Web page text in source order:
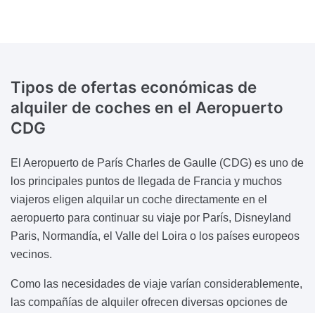
Tipos de ofertas económicas de
alquiler de coches en el Aeropuerto
CDG
El Aeropuerto de París Charles de Gaulle (CDG) es uno de
los principales puntos de llegada de Francia y muchos
viajeros eligen alquilar un coche directamente en el
aeropuerto para continuar su viaje por París, Disneyland
Paris, Normandía, el Valle del Loira o los países europeos
vecinos.
Como las necesidades de viaje varían considerablemente,
las compañías de alquiler ofrecen diversas opciones de